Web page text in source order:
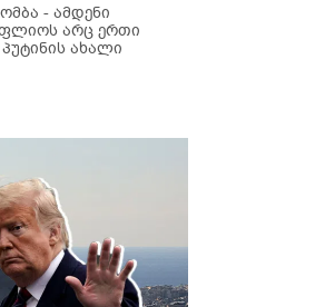
- ამდენი
არც ერთი
ახალი